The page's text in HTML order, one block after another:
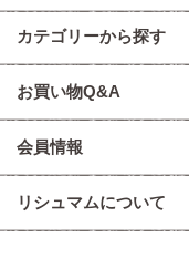
カテゴリーから探す
お買い物Q&A
会員情報
リシュマムについて